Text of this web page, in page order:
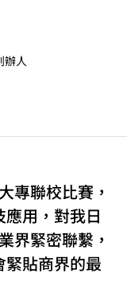
辦人
專聯校比賽，
用，對我日
界緊密聯繫，
緊貼商界的最